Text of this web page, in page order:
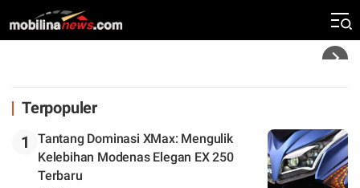
Zona Perburuan Gelar
Terpopuler
1
Tantang Dominasi XMax: Mengulik
Kelebihan Modenas Elegan EX 250
Terbaru